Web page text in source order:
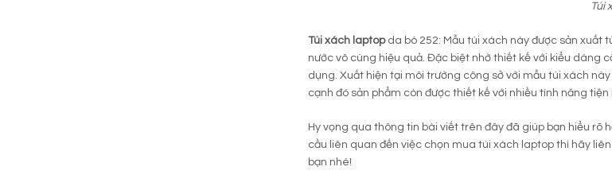
Túi
Túi xách laptop da bò 252: Mẫu túi xách này được sản
nước vô cùng hiệu quả. Đặc biệt nhờ thiết kế với kiểu dáng
dụng. Xuất hiện tại môi trường công sở với mẫu túi xách
cạnh đó sản phẩm còn được thiết kế với nhiều tính năng
Hy vọng qua thông tin bài viết trên đây đã giúp bạn hiểu rõ
cầu liên quan đến việc chọn mua túi xách laptop thì hãy
bạn nhé!